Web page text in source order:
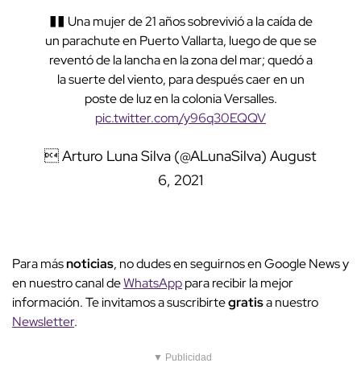
�� Una mujer de 21 años sobrevivió a la caída de
un parachute en Puerto Vallarta, luego de que se
reventó de la lancha en la zona del mar; quedó a
la suerte del viento, para después caer en un
poste de luz en la colonia Versalles.
pic.twitter.com/y96q30EQQV
 Arturo Luna Silva (@ALunaSilva) August
6, 2021
Para másnoticias, no dudes en seguirnos en Google News y
en nuestro canal deWhatsApppara recibir la mejor
información. Te invitamos a suscribirtegratisa nuestro
Newsletter.
▼ Publicidad